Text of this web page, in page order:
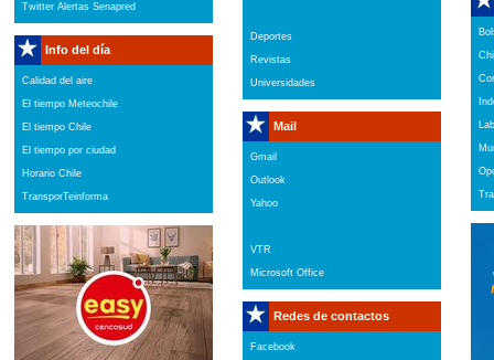
Twitter Alertas Senapred
Info del día
Calidad del aire
El tiempo Meteochile
El tiempo Chile
El tiempo por ciudad
Horario Chile
TransporTeinforma
Deportes
Revistas
Universidades
Mail
Gmail
Outlook
Yahoo
VTR
Microsoft Office
Redes de contactos
Facebook